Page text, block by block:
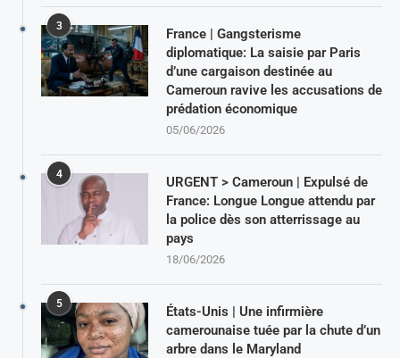
3
France | Gangsterisme
diplomatique: La saisie par Paris
d’une cargaison destinée au
Cameroun ravive les accusations de
prédation économique
05/06/2026
4
URGENT > Cameroun | Expulsé de
France: Longue Longue attendu par
la police dès son atterrissage au
pays
18/06/2026
5
États-Unis | Une infirmière
camerounaise tuée par la chute d’un
arbre dans le Maryland